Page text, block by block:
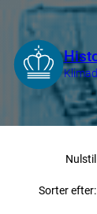
Nulstil
Sorter efter: